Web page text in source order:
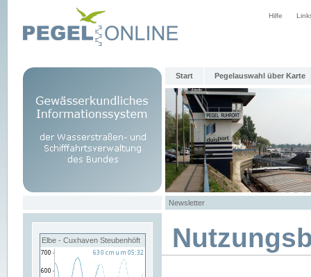
Hilfe
Start Pegelauswahl über Karte
Newsletter
Elbe - Cuxhaven Steubenhöft